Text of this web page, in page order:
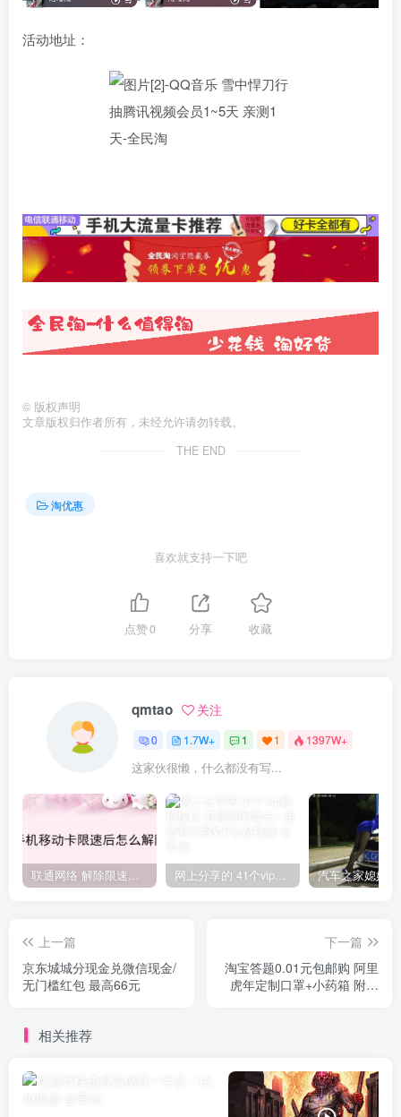
活动地址：
© 版权声明
文章版权归作者所有，未经允许请勿转载。
THE END
淘优惠
喜欢就支持一下吧
点赞0 分享 收藏
qmtao 关注
0 1.7W+ 1 1 1397W+
这家伙很懒，什么都没有写...
联通网络 解除限速方法参考！畅享、畅玩、老白干等及其它地区自测了 网上分享的 41个vip解析接口 有需要的拿去~ 免费看全网VIP会员视频
上一篇
京东城城分现金兑微信现金/
无门槛红包 最高66元
下一篇
淘宝答题0.01元包邮购 阿里
虎年定制口罩+小药箱 附部
相关推荐